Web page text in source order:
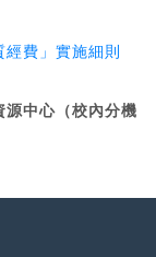
費」實施細則
中心（校內分機